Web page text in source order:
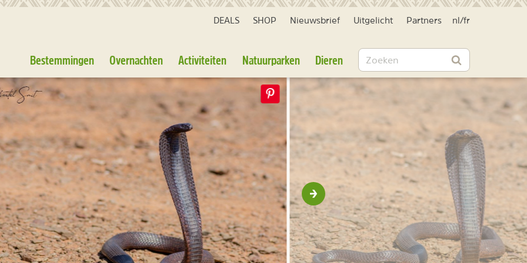
DEALS SHOP Nieuwsbrief Uitgelicht Partners nl /fr
Bestemmingen Overnachten Activiteiten Natuurparken Dieren Zoeken
Zoeken
Volgende